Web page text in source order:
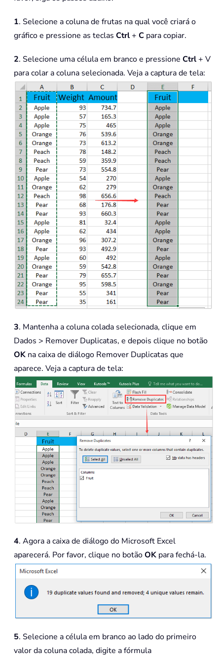
1. Selecione a coluna de frutas na qual você criará o
gráfico e pressione as teclas Ctrl+ C para copiar.
2. Selecione uma célula em branco e pressione Ctrl+ V
para colar a coluna selecionada. Veja a captura de tela:
3. Mantenha a coluna colada selecionada, clique em
Dados > Remover Duplicatas, e depois clique no botão
OK na caixa de diálogo Remover Duplicatas que
aparece. Veja a captura de tela:
4. Agora a caixa de diálogo do Microsoft Excel
aparecerá. Por favor, clique no botãoOK para fechá-la.
5. Selecione a célula em branco ao lado do primeiro
valor da coluna colada, digite a fórmula